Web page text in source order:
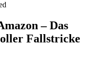
– Das
Fallstricke